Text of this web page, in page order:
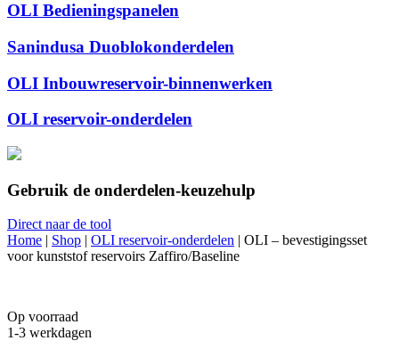
OLI Bedieningspanelen
Sanindusa Duoblokonderdelen
OLI Inbouwreservoir-binnenwerken
OLI reservoir-onderdelen
Gebruik de onderdelen-keuzehulp
Direct naar de tool
Home | Shop | OLI reservoir-onderdelen | OLI – bevestigingsset
voor kunststof reservoirs Zaffiro/Baseline
Op voorraad
1-3 werkdagen